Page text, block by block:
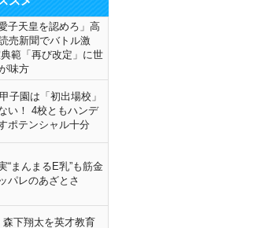
子天皇を認めろ」高
売新聞でバトル激
範「再び改定」に世
味方
子園は「初出場校」
い！ 4校ともハンデ
ポテンシャル十分
“まんまるE乳”も筋金
パレのあざとさ
森下翔太を英才教育